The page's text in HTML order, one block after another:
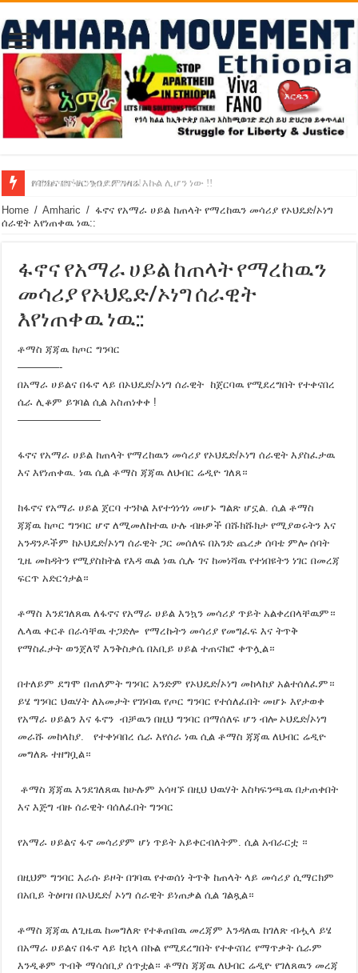
የባንክና የጥቁር ገብያ ምንዛሬ እኩል ሊሆን ነው !!
አሸንፈናል ! እንኳን ደስ አለን!
Home / Amharic / ፋኖና የአማራ ሀይል ከጠላት የማረከዉን መሳሪያ የኦህዴድ/ኦነግ
ሰራዊት እየነጠቀዉ ነዉ::
ፋኖና የአማራ ሀይል ከጠላት የማረከዉን
መሳሪያ የኦህዴድ/ኦነግ ሰራዊት
እየነጠቀዉ ነዉ::
ቶማስ ጃጃዉ ከጦር ግንባር
————-
በአማራ ሀይልና በፋኖ ላይ በኦህዴድ/ኦነግ ሰራዊት ከጀርባዉ የሚደረግበት የተቀናበረ
ሴራ ሊቆም ይገባል ሲል አስጠነቀቀ !
————————
ፋኖና የአማራ ሀይል ከጠላት የማረከዉን መሳሪያ የኦህዴድ/ኦነግ ሰራዊት እያስፈታዉ
እና እየነጠቀዉ. ነዉ ሲል ቶማስ ጃጃዉ ለህብር ሬዲዮ ገለጸ።
ከፋኖና የአማራ ሀይል ጀርባ ተንኮል እየተጎነጎነ መሆኑ ግልጽ ሆኗል. ሲል ቶማስ
ጃጃዉ ከጦር ግንባር ሆኖ ለሚመለከተዉ ሁሉ ብዙዎች በሹክሹክታ የሚያወሩትን እና
አንዳንዶችም ከኦህዴድ/ኦነግ ሰራዊት ጋር መሰለፍ በአንድ ጨረቃ ሰባቴ ምሎ ሰባት
ጊዜ መከዳትን የሚያስከትል የእዳ ዉል ነዉ ሲሉ ገና ከመነሻዉ የተነበዩትን ነገር በመረጃ
ፍርጥ አድርጎታል።
ቶማስ እንደገለጸዉ ለፋኖና የአማራ ሀይል እንኳን መሳሪያ ጥይት አልቀረበላቸዉም።
ሌላዉ ቀርቶ በራሳቸዉ ተጋድሎ የማረኩትን መሳሪያ የመግፈፍ እና ትጥቅ
የማስፈታት ወንጀለኛ እንቅስቃሴ በአቢይ ሀይል ተጠናክሮ ቀጥሏል።
በተለይም ደግሞ በጠለምት ግንባር አንድም የኦህዴድ/ኦነግ መከላከያ አልተሰለፈም።
ይሄ ግንባር ህዉሃት ለአመታት የገነባዉ የጦር ግንባር የተሰለፈበት መሆኑ እየታወቀ
የአማራ ሀይልን እና ፋኖን ብቻዉን በዚህ ግንባር በማሰለፍ ሆን ብሎ ኦህዴድ/ኦነግ
መራሹ መከላከያ. የተቀነባበረ ሴራ እየሰራ ነዉ ሲል ቶማስ ጃጃዉ ለህብር ሬዲዮ
መግለጹ ተዘግቧል።
ቶማስ ጃጃዉ እንደገለጸዉ ከሁሉም አሳዛኙ በዚህ ህዉሃት እስካፍንጫዉ በታጠቀበት
እና እጅግ ብዙ ሰራዊት ባሰለፈበት ግንባር
የአማራ ሀይልና ፋኖ መሳሪያም ሆነ ጥይት አይቀርብለትም. ሲል አብራርቷ ።
በዚህም ግንባር እራሱ ይዞት በገባዉ የተወሰነ ትጥቅ ከጠላት ላይ መሳሪያ ሲማርክም
በአቢይ ትዕዛዝ በኦህዴድ/ ኦነግ ሰራዊት ይነጠቃል ሲል ገልጿል።
ቶማስ ጃጃዉ ለጊዜዉ ከመግለጽ የተቆጠበዉ መረጃም እንዳለዉ ከገለጽ ብሗላ ይሄ
በአማራ ሀይልና በፋኖ ላይ ከኋላ በኩል የሚደረግበት የተቀናበረ የማጥቃት ሴራም
እንዲቆም ጥብቅ ማሳሰቢያ ሰጥቷል። ቶማስ ጃጃዉ ለህብር ሬዲዮ የገለጸዉን መረጃ